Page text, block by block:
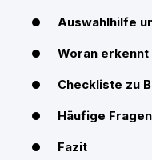
Auswahlhilfe
Woran erkennt
Checkliste zu
Häufige Fragen
Fazit